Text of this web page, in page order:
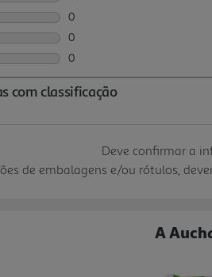
Deve confirmar a
de embalagens e/ou rótulos,
A